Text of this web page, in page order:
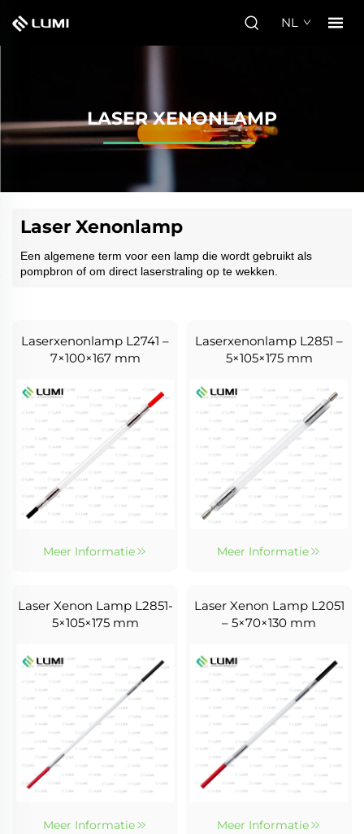
NL
LASER XENONLAMP
Laser Xenonlamp
Een algemene term voor een lamp die wordt gebruikt als
pompbron of om direct laserstraling op te wekken.
Laserxenonlamp L2741 –
7×100×167 mm
Meer Informatie
Laserxenonlamp L2851 –
5×105×175 mm
Meer Informatie
Laser Xenon Lamp L2851-
5×105×175 mm
Meer Informatie
Laser Xenon Lamp L2051
– 5×70×130 mm
Meer Informatie